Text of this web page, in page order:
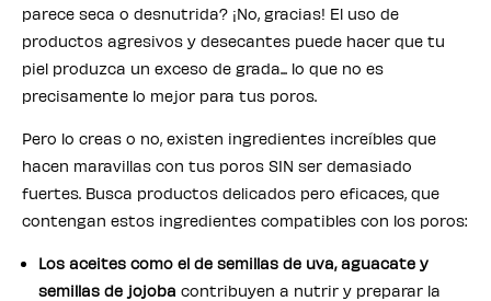
parece seca o desnutrida? ¡No, gracias! El uso de
productos agresivos y desecantes puede hacer que tu
piel produzca un exceso de grada... lo que no es
precisamente lo mejor para tus poros.
Pero lo creas o no, existen ingredientes increíbles que
hacen maravillas con tus poros SIN ser demasiado
fuertes. Busca productos delicados pero eficaces, que
contengan estos ingredientes compatibles con los poros:
Los aceites como el de semillas de uva, aguacate y
semillas de jojoba contribuyen a nutrir y preparar la